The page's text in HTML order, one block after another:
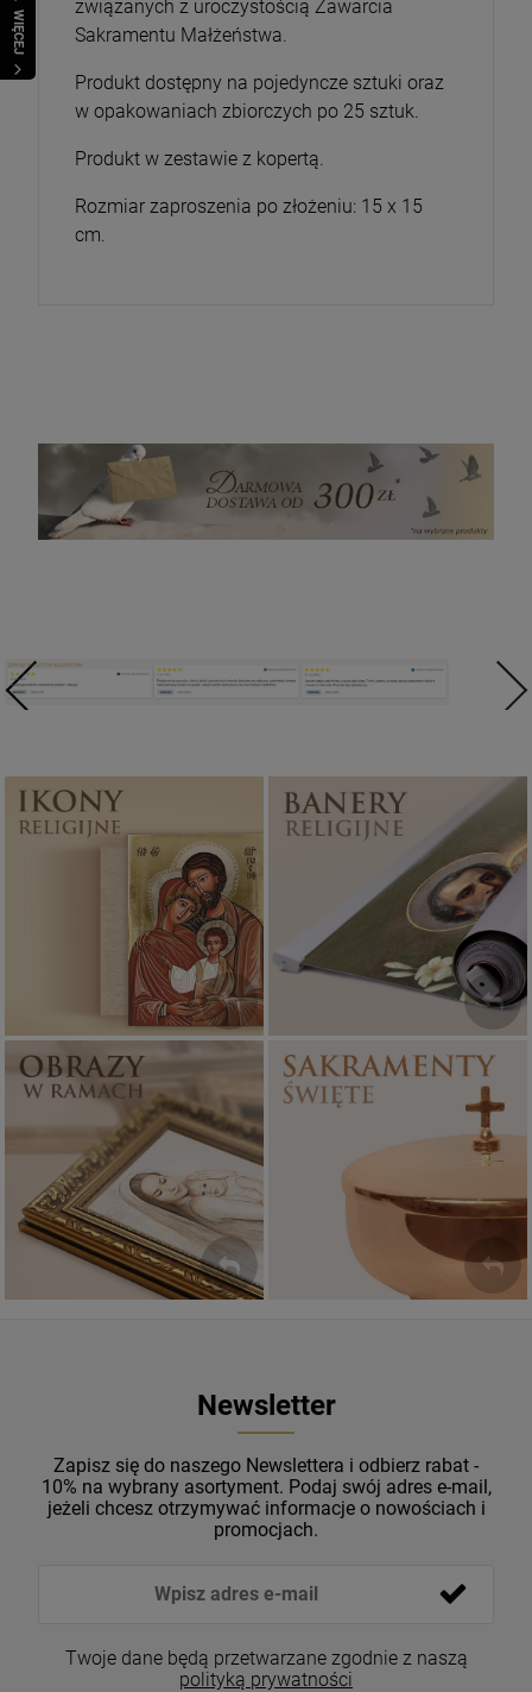
WIĘCEJ
związanych z uroczystością Zawarcia
Sakramentu Małżeństwa.
Produkt dostępny na pojedyncze sztuki oraz
w opakowaniach zbiorczych po 25 sztuk.
Produkt w zestawie z kopertą.
Rozmiar zaproszenia po złożeniu: 15 x 15
cm.
Ikony religijne
PONAD 400
WZORÓW
Banery religijne
ZOBACZ
Obrazy religijne
PIĘKNE
WZORY
Sakramenty Święte
Newsletter
Zapisz się do naszego Newslettera i odbierz rabat -
10% na wybrany asortyment. Podaj swój adres e-mail,
jeżeli chcesz otrzymywać informacje o nowościach i
promocjach.
Twoje dane będą przetwarzane zgodnie z naszą
polityką prywatności